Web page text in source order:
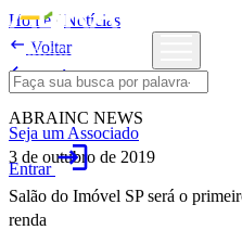
Seja um Associado
Entrarlogin
Home/Notícias
 Voltar
Notícias
ABRAINC NEWS
3 de outubro de 2019
Salão do Imóvel SP será o
renda